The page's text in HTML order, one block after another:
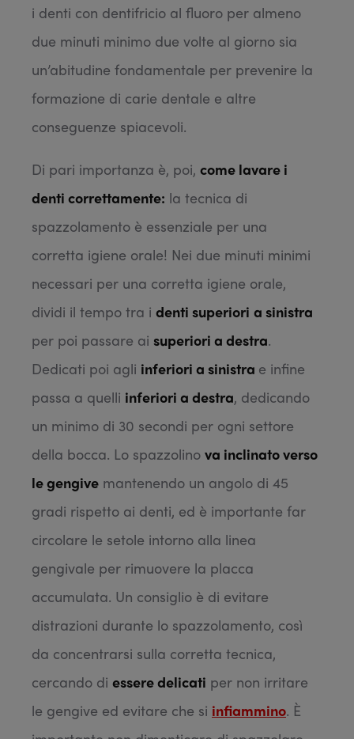
i denti con dentifricio al fluoro per almeno
due minuti minimo due volte al giorno sia
un’abitudine fondamentale per prevenire la
formazione di carie dentale e altre
conseguenze spiacevoli.
Di pari importanza è, poi, come lavare i
denti correttamente: la tecnica di
spazzolamento è essenziale per una
corretta igiene orale! Nei due minuti minimi
necessari per una corretta igiene orale,
dividi il tempo tra i denti superiori a sinistra
per poi passare ai superiori a destra.
Dedicati poi agli inferiori a sinistra e infine
passa a quelli inferiori a destra, dedicando
un minimo di 30 secondi per ogni settore
della bocca. Lo spazzolino va inclinato verso
le gengive mantenendo un angolo di 45
gradi rispetto ai denti, ed è importante far
circolare le setole intorno alla linea
gengivale per rimuovere la placca
accumulata. Un consiglio è di evitare
distrazioni durante lo spazzolamento, così
da concentrarsi sulla corretta tecnica,
cercando di essere delicati per non irritare
le gengive ed evitare che si infiammino. È